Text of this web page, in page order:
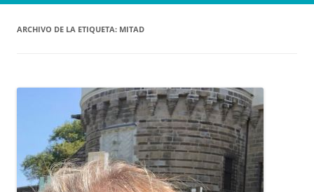
ARCHIVO DE LA ETIQUETA: MITAD